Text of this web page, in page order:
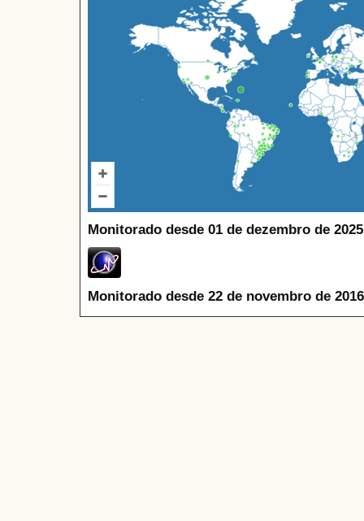
Monitorado desde 01 de dezembro de
Monitorado desde 22 de novembro de